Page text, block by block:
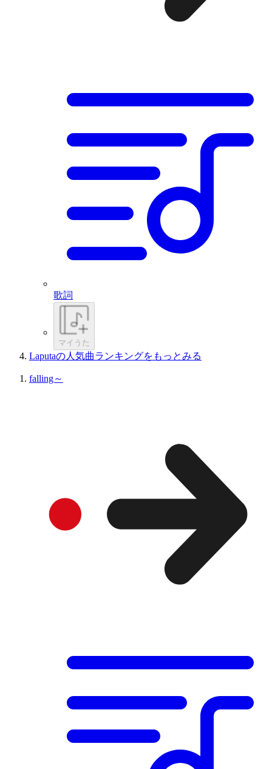
歌詞
マイうた
Laputaの人気曲ランキングをもっとみる
falling～